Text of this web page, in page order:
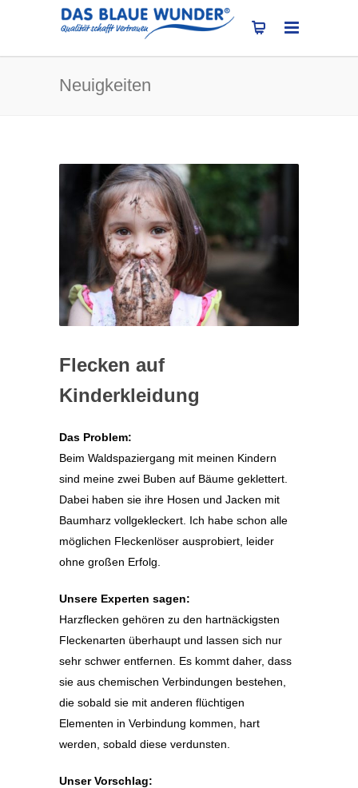
Neuigkeiten
Flecken auf
Kinderkleidung
Das Problem:
Beim Waldspaziergang mit meinen Kindern
sind meine zwei Buben auf Bäume geklettert.
Dabei haben sie ihre Hosen und Jacken mit
Baumharz vollgekleckert. Ich habe schon alle
möglichen Fleckenlöser ausprobiert, leider
ohne großen Erfolg.
Unsere Experten sagen:
Harzflecken gehören zu den hartnäckigsten
Fleckenarten überhaupt und lassen sich nur
sehr schwer entfernen. Es kommt daher, dass
sie aus chemischen Verbindungen bestehen,
die sobald sie mit anderen flüchtigen
Elementen in Verbindung kommen, hart
werden, sobald diese verdunsten.
Unser Vorschlag: